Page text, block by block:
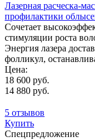
Лазерная расческа-
профилактики
Сочетает
стимуляции роста
Энергия лазера
фолликул,
Цена:
18 600 руб.
14 880 руб.
5 отзывов
Купить
Спецпредложение